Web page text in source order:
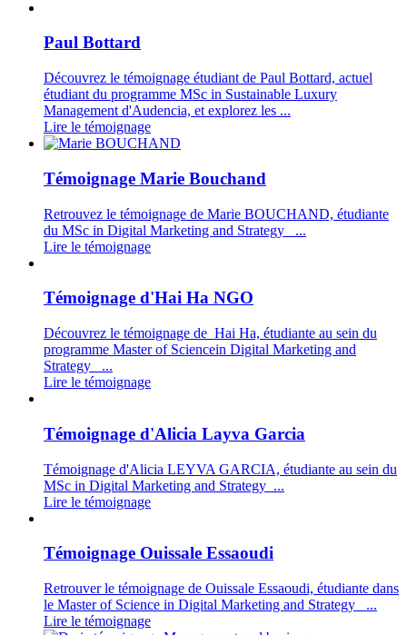
Paul Bottard
Découvrez le témoignage étudiant de Paul Bottard, actuel
étudiant du programme MSc in Sustainable Luxury
Management d'Audencia, et explorez les ...
Lire le témoignage
Témoignage Marie Bouchand
Retrouvez le témoignage de Marie BOUCHAND, étudiante
du MSc in Digital Marketing and Strategy ...
Lire le témoignage
Témoignage d'Hai Ha NGO
Découvrez le témoignage de Hai Ha, étudiante au sein du
programme Master of Sciencein Digital Marketing and
Strategy ...
Lire le témoignage
Témoignage d'Alicia Layva Garcia
Témoignage d'Alicia LEYVA GARCIA, étudiante au sein du
MSc in Digital Marketing and Strategy ...
Lire le témoignage
Témoignage Ouissale Essaoudi
Retrouver le témoignage de Ouissale Essaoudi, étudiante dans
le Master of Science in Digital Marketing and Strategy ...
Lire le témoignage